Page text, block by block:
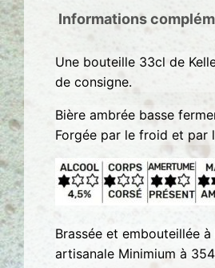
Informations
Une bouteille 33cl de
de consigne.
Bière ambrée basse
Forgée par le froid et par
Brassée et embouteillée
artisanale Minimium à